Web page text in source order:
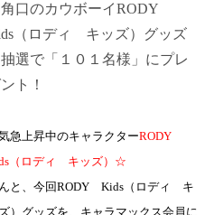
角口のカウボーイRODY
（ロディ キッズ）グッズ
選で「１０１名様」にプレ
ト！
急上昇中のキャラクターRODY
（ロディ キッズ） ☆
と、今回RODY Kids （ロディ キ
）グッズを、キャラマックス会員に